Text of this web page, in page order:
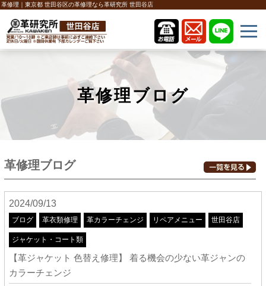
革修理｜東京都 世田谷区の革修理なら革研究所 世田谷店
革修理ブログ
革修理ブログ
2024/09/13
ブログ 革衣類修理 革カラーチェンジ リペアメニュー 世田谷店
ジャケット・コート類
【革ジャケット 色替え修理】 着る機会の少ない革ジャンの
カラーチェンジ